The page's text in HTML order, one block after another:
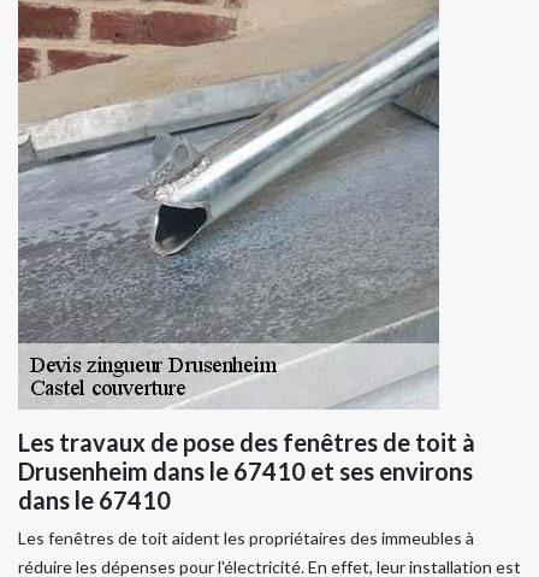
Les travaux de pose des fenêtres de toit à
Drusenheim dans le 67410 et ses environs
dans le 67410
Les fenêtres de toit aident les propriétaires des immeubles à
réduire les dépenses pour l'électricité. En effet, leur installation est